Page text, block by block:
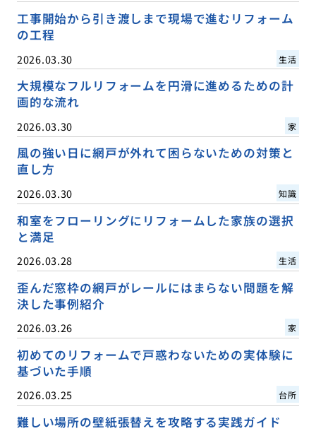
工事開始から引き渡しまで現場で進むリフォーム
の工程
2026.03.30 生活
大規模なフルリフォームを円滑に進めるための計
画的な流れ
2026.03.30 家
風の強い日に網戸が外れて困らないための対策と
直し方
2026.03.30 知識
和室をフローリングにリフォームした家族の選択
と満足
2026.03.28 生活
歪んだ窓枠の網戸がレールにはまらない問題を解
決した事例紹介
2026.03.26 家
初めてのリフォームで戸惑わないための実体験に
基づいた手順
2026.03.25 台所
難しい場所の壁紙張替えを攻略する実践ガイド